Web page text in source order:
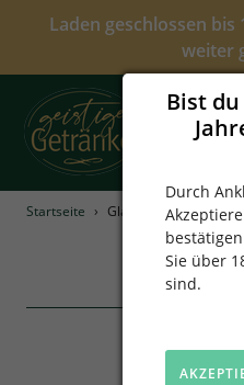
Bist
Durch
Sie über
sind.
Laden geschlossen
weiter
Startseite › Glas